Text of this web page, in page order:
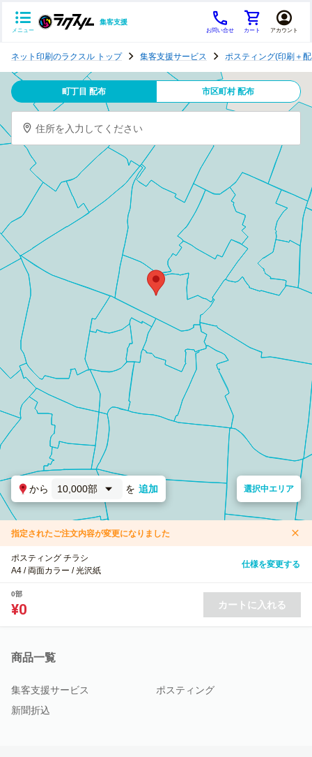
メニュー
集客支援
お問い合せ カート アカウント
テ
ン
グ
ネット印刷のラクスル トップ 集客支援サービス ポスティング(印刷＋
町丁目 配布 市区町村 配布
住所を入力してください
から 10,000部 を 追加 選択中エリア
指定されたご注文内容が変更になりました
ポスティング チラシ
A4 / 両面カラー / 光沢紙
仕様を変更する
0部
¥0 カートに入れる
商品一覧
集客支援サービス
ポスティング
新聞折込